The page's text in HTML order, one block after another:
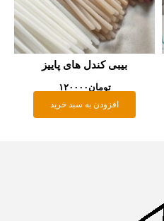
بیبی کندل های پاییز
تومان۱۲۰۰۰۰
افزودن به سبد خرید